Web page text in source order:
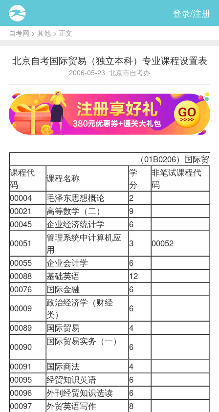
登录/注册
自考网 > 其他 > 正文
北京自考国际贸易（独立本科）专业课程设置表
2006-05-23 北京市自考办
（01B0206） 国际贸
课程代
码
课程名称
学
分
非笔试课程代
码
00004
毛泽东思想概论
2
00021
高等数学（二）
9
00045
企业经济统计学
6
00051
管理系统中计算机应
用
3 00052
00055
企业会计学
6
00088
基础英语
12
00076
国际金融
6
00009
政治经济学（财经
类）
6
00089
国际贸易
4
00090
国际贸易实务（一）
6
00091
国际商法
4
00095
经贸知识英语
6
00096
外刊经贸知识选读
6
00097
外贸英语写作
8